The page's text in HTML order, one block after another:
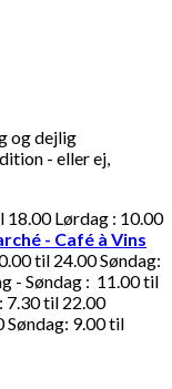
og dejlig
- eller ej,
18.00 Lørdag : 10.00
- Café à Vins
til 24.00 Søndag:
- Søndag : 11.00 til
7.30 til 22.00
Søndag: 9.00 til